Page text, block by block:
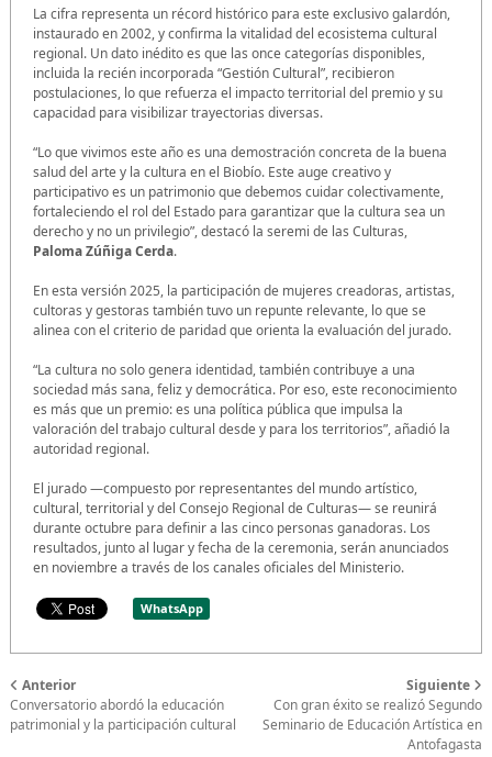
La cifra representa un récord histórico para este exclusivo galardón,
instaurado en 2002, y confirma la vitalidad del ecosistema cultural
regional. Un dato inédito es que las once categorías disponibles,
incluida la recién incorporada “Gestión Cultural”, recibieron
postulaciones, lo que refuerza el impacto territorial del premio y su
capacidad para visibilizar trayectorias diversas.
“Lo que vivimos este año es una demostración concreta de la buena
salud del arte y la cultura en el Biobío. Este auge creativo y
participativo es un patrimonio que debemos cuidar colectivamente,
fortaleciendo el rol del Estado para garantizar que la cultura sea un
derecho y no un privilegio”, destacó la seremi de las Culturas,
Paloma Zúñiga Cerda.
En esta versión 2025, la participación de mujeres creadoras, artistas,
cultoras y gestoras también tuvo un repunte relevante, lo que se
alinea con el criterio de paridad que orienta la evaluación del jurado.
“La cultura no solo genera identidad, también contribuye a una
sociedad más sana, feliz y democrática. Por eso, este reconocimiento
es más que un premio: es una política pública que impulsa la
valoración del trabajo cultural desde y para los territorios”, añadió la
autoridad regional.
El jurado —compuesto por representantes del mundo artístico,
cultural, territorial y del Consejo Regional de Culturas— se reunirá
durante octubre para definir a las cinco personas ganadoras. Los
resultados, junto al lugar y fecha de la ceremonia, serán anunciados
en noviembre a través de los canales oficiales del Ministerio.
WhatsApp
Anterior
Conversatorio abordó la educación
patrimonial y la participación cultural
Siguiente
Con gran éxito se realizó Segundo
Seminario de Educación Artística en
Antofagasta